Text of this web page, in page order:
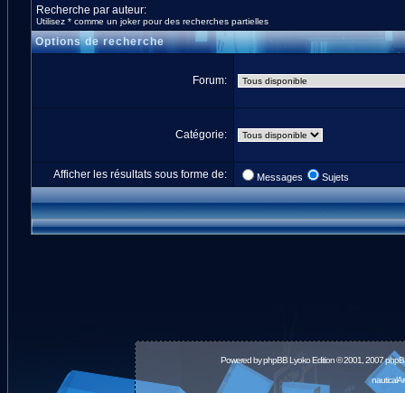
Recherche par auteur:
Utilisez * comme un joker pour des recherches partielles
Options de recherche
Forum:
Catégorie:
Afficher les résultats sous forme de: Messages Sujets
Powered byphpBBLyoko Edition © 2001, 2007